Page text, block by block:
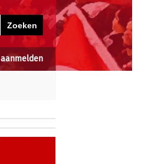
aanmelden